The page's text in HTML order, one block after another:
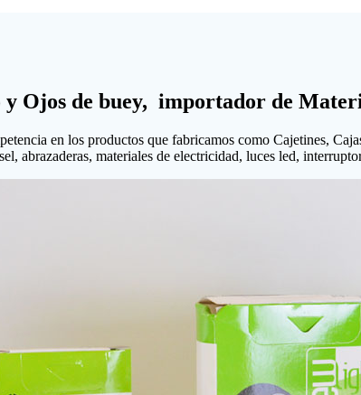
y Ojos de buey, importador de
en los productos que fabricamos como Cajetines,
abrazaderas, materiales de electricidad, luces led,